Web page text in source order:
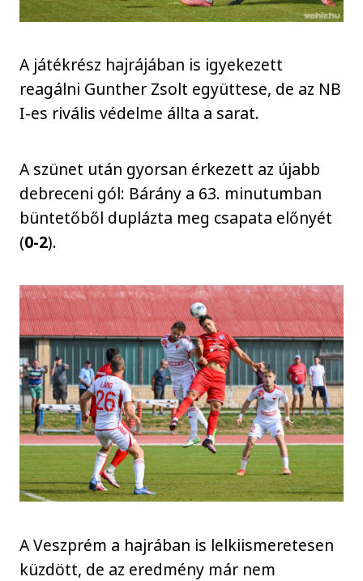
A játékrész hajrájában is igyekezett
reagálni Gunther Zsolt együttese, de az NB
I-es rivális védelme állta a sarat.
A szünet után gyorsan érkezett az újabb
debreceni gól: Bárány a 63. minutumban
büntetőből duplázta meg csapata előnyét
(0-2).
A Veszprém a hajrában is lelkiismeretesen
küzdött, de az eredmény már nem